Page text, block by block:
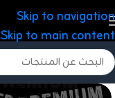
Skip to navigation
Skip to main content